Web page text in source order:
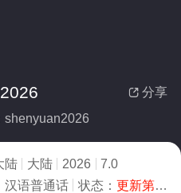
 分享
shenyuan2026
陆 大陆 2026
7.0
汉语普通话 状态： 更新第23集